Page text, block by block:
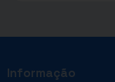
Informação